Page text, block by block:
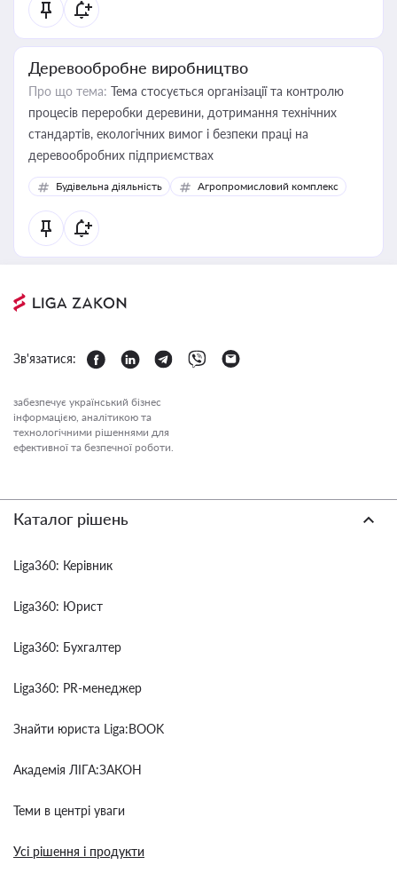
Деревообробне виробництво
Про що тема: Тема стосується організації та контролю
процесів переробки деревини, дотримання технічних
стандартів, екологічних вимог і безпеки праці на
деревообробних підприємствах
Будівельна діяльність Агропромисловий комплекс
Зв'язатися:
забезпечує український бізнес
інформацією, аналітикою та
технологічними рішеннями для
ефективної та безпечної роботи.
Каталог рішень
Liga360: Керівник
Liga360: Юрист
Liga360: Бухгалтер
Liga360: PR-менеджер
Знайти юриста Liga:BOOK
Академія ЛІГА:ЗАКОН
Теми в центрі уваги
Усі рішення і продукти